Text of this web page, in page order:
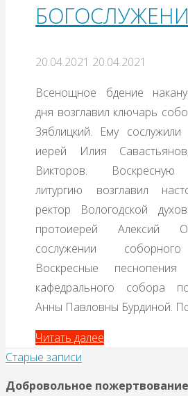
20.04.2021 20.04.2021
Всенощное бдение
дня возглавил ключарь
Зяблицкий. Ему сослужили
иерей Илия
Викторов. Воскресную
литургию возглавил
ректор Вологодской
протоиерей Алексий
сослужении
Воскресные
кафедрального собора
Анны Павловны Бурдиной.
Читать далее
Старые записи
Добровольное пожертвование